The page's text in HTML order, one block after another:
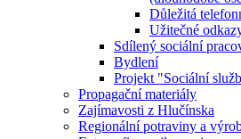
Důležitá
Užitečné
Sdílený sociální
Bydlení
Projekt "Sociální
Propagační materiály
Zajímavosti z Hlučínska
Regionální potraviny a